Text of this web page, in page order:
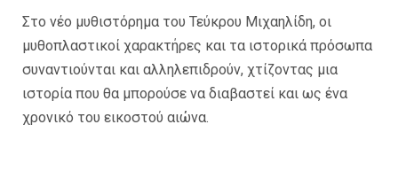
Στο νέο μυθιστόρημα του Τεύκρου Μιχαηλίδη, οι
μυθοπλαστικοί χαρακτήρες και τα ιστορικά πρόσωπα
συναντιούνται και αλληλεπιδρούν, χτίζοντας μια
ιστορία που θα μπορούσε να διαβαστεί και ως ένα
χρονικό του εικοστού αιώνα.